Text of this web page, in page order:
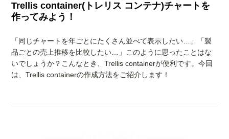
Trellis container(トレリス コンテナ)チャートを
作ってみよう！
「同じチャートを年ごとにたくさん並べて表示したい…」「製
品ごとの売上推移を比較したい…」このように思ったことはな
いでしょうか？こんなとき、Trellis containerが便利です。今回
は、Trellis containerの作成方法をご紹介します！